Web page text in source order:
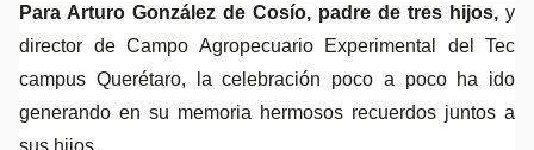
Para Arturo González de Cosío, padre de tres hijos, y
director de Campo Agropecuario Experimental del Tec
campus Querétaro, la celebración poco a poco ha ido
generando en su memoria hermosos recuerdos juntos a
sus hijos,